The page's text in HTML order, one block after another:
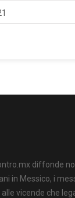
diffonde
in Messico, i
vicende che